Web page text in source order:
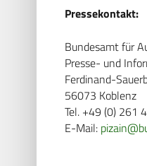
Pressekontakt:
Bundesamt für
Presse- und
Ferdinand-
56073 Koblenz
Tel. +49 (0) 261
E-Mail: